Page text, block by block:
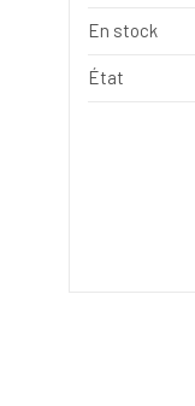
En stock
État